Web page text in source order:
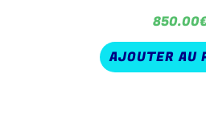
850.00
AJOUTER AU